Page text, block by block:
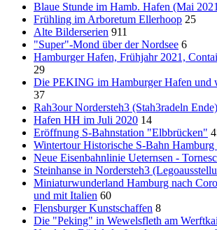
Blaue Stunde im Hamb. Hafen (Mai
Frühling im Arboretum Ellerhoop 25
Alte Bilderserien 911
"Super"-Mond über der Nordsee 6
Hamburger Hafen, Frühjahr 2021,
29
Die PEKING im Hamburger Hafen und
37
Rah3our Nordersteh3 (Stah3radeln Ende)
Hafen HH im Juli 2020 14
Eröffnung S-Bahnstation "Elbbrücken"
Wintertour Historische S-Bahn Hamburg
Neue Eisenbahnlinie Ueternsen -
Steinhanse in Nordersteh3
Miniaturwunderland Hamburg nach
und mit Italien 60
Flensburger Kunstschaffen 8
Die "Peking" in Wewelsfleth am